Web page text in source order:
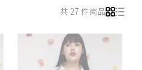
共 27 件商品